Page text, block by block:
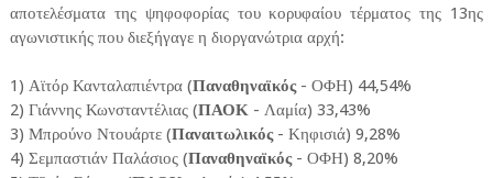
αποτελέσματα της ψηφοφορίας του κορυφαίου τέρματος της 13ης
αγωνιστικής που διεξήγαγε η διοργανώτρια αρχή:
1) Αϊτόρ Κανταλαπιέντρα (Παναθηναϊκός- ΟΦΗ) 44,54%
2) Γιάννης Κωνσταντέλιας (ΠΑΟΚ- Λαμία) 33,43%
3) Μπρούνο Ντουάρτε (Παναιτωλικός- Κηφισιά) 9,28%
4) Σεμπαστιάν Παλάσιος (Παναθηναϊκός- ΟΦΗ) 8,20%